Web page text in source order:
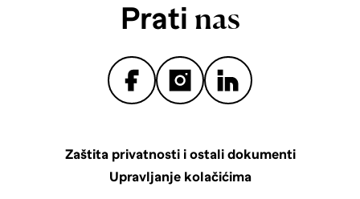
Prati nas
Zaštita privatnosti i ostali dokumenti
Upravljanje kolačićima